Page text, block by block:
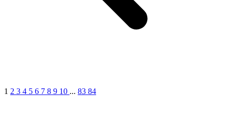
1 2 3 4 5 6 7 8 9 10 ... 83 84